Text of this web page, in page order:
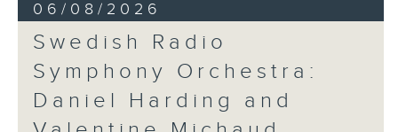
《祝贺吹打序乐》 (4’)
古曲（林乐培移植）
《春江花月夜》 (12’)
《昭君怨》 (8’)
06/08/2026
Swedish Radio
Symphony Orchestra:
Daniel Harding and